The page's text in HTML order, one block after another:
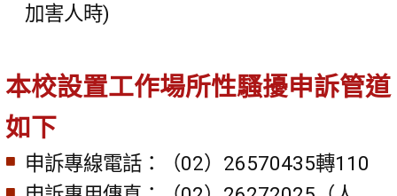
加害人時)
本校設置工作場所性騷擾申訴管道
如下
申訴專線電話：（02）26570435轉110